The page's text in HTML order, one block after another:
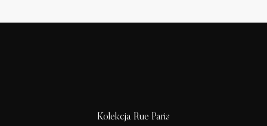
Kolekcja Rue Paris